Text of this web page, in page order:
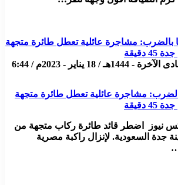
الأربعاء - 25 جمادى الآخرة - 1444هـ / 18 يناير - 2023م / 6:44
مشاجرة عائلية تعطل طائرة متجهة
دقيقة
نيوز اضطر قائد طائرة ركاب متجهة من
جدة السعودية. لإنزال راكبة مصرية